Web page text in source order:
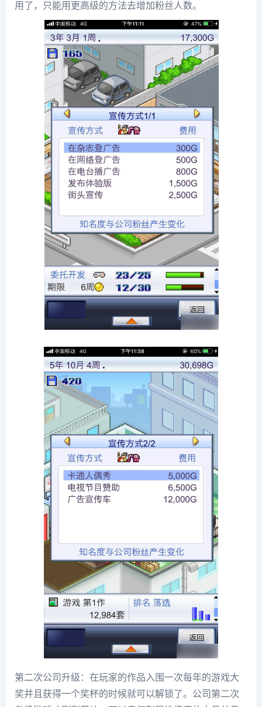
用了，只能用更高级的方法去增加粉丝人数。
第二次公司升级：在玩家的作品入围一次每年的游戏大
奖并且获得一个奖杯的时候就可以解锁了。公司第二次